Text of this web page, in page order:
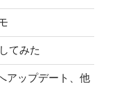
てみた
アップデート、他